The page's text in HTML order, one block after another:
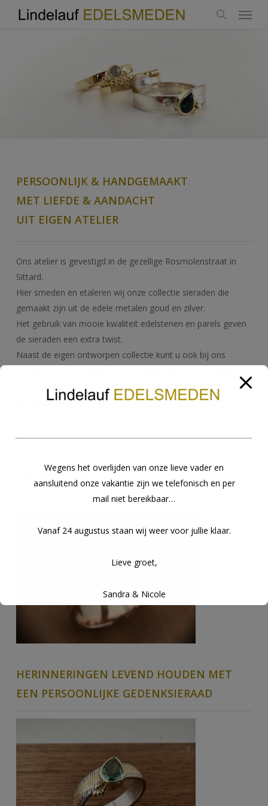
Menu
PERSOONLIJK & HANDGEMAAKT
MET LIEFDE & AANDACHT
UIT EIGEN ATELIER
Ons atelier is gevestigd in de gezellige Rosmolenstraat in
Sittard.
Hier smeden en etaleren wij onze collectie sieraden die
gemaakt zijn uit de edele metalen goud en zilver.
Het gebruik van mooie kwaliteit edelstenen en parels geven
de sieraden een extra twist.
Naast de eigen ontworpen collectie kunt u ook bij ons
en/of oude sieraden. Deze worden weer in een nieuw jasje
gestoken met behoud van hun emotionele waarde.
TROUWRINGEN
HERINNERINGEN LEVEND HOUDEN MET
EEN PERSOONLIJKE GEDENKSIERAAD
modal-check
Wegens het overlijden van onze lieve vader en
aansluitend onze vakantie zijn we telefonisch en per
mail niet bereikbaar…
Vanaf 24 augustus staan wij weer voor jullie klaar.
Lieve groet,
Sandra & Nicole